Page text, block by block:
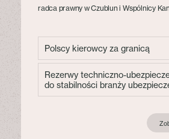
radca prawny w Czublun i Wspólnicy
Polscy kierowcy za granicą
Rezerwy techniczno-
do stabilności branży